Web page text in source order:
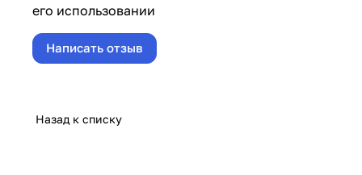
его использовании
Написать отзыв
Назад к списку